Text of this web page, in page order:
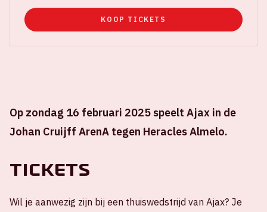
Op zondag 16 februari 2025 speelt Ajax in de
Johan Cruijff ArenA tegen Heracles Almelo.
Tickets
Wil je aanwezig zijn bij een thuiswedstrijd van Ajax? Je
KOOP TICKETS